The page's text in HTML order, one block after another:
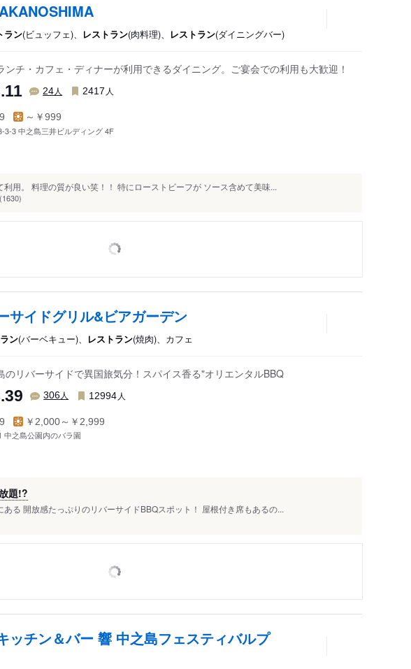
ラン(ビュッフェ)、 レストラン(肉料理)、 レストラン(ダイニングバー)
チ・カフェ・ディナーが利用できるダイニング。ご宴会での利用も大歓迎！
24人 2417 人
～￥999
3-3 中之島三井ビルディング 4F
用。 料理の質が良い笑！！ 特にローストビーフが ソース含めて美味...
サイドグリル&ビアガーデン
ン(バーベキュー)、 レストラン(焼肉)、カフェ
のリバーサイドで異国旅気分！スパイス香る"オリエンタルBBQ
306人 12994 人
￥2,000～￥2,999
中之島公園内のバラ園
題!?
る 開放感たっぷりのリバーサイドBBQスポット！ 屋根付き席もあるの...
ッチン＆バー 響 中之島フェスティバルプ